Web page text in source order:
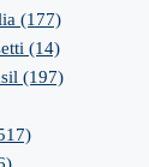
(177)
(14)
(197)